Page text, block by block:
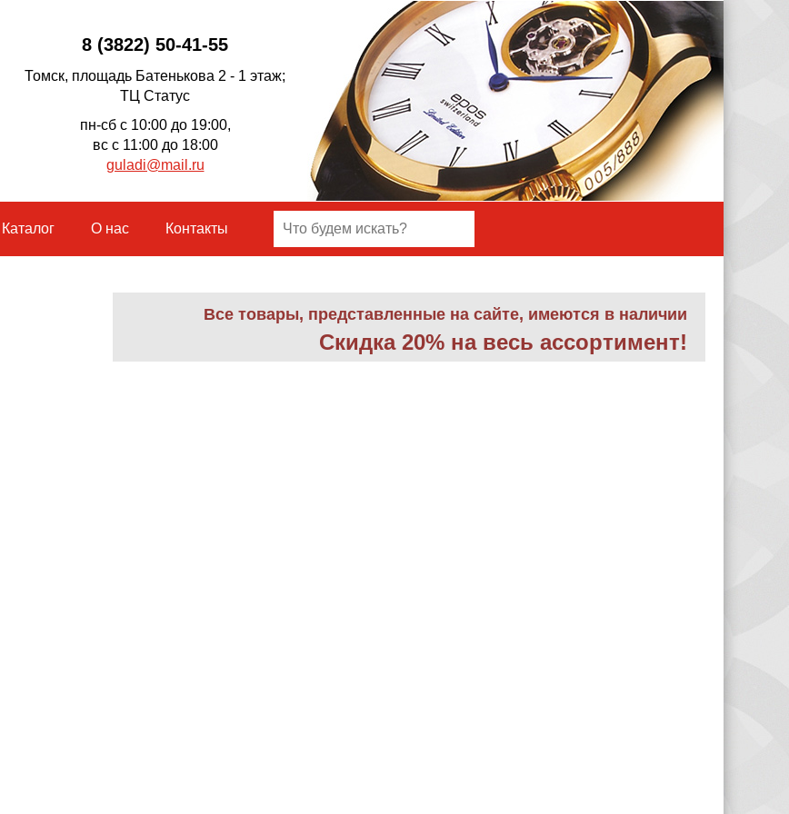
8 (3822) 50-41-55
Томск, площадь Батенькова 2 - 1 этаж;
ТЦ Статус
пн-сб с 10:00 до 19:00,
вс с 11:00 до 18:00
guladi@mail.ru
Каталог О нас Контакты
Все товары, представленные на сайте, имеются в наличии
Скидка 20% на весь ассортимент!